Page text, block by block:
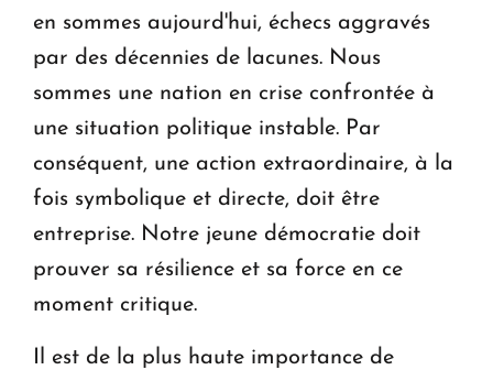
en sommes aujourd'hui, échecs aggravés
par des décennies de lacunes. Nous
sommes une nation en crise confrontée à
une situation politique instable. Par
conséquent, une action extraordinaire, à la
fois symbolique et directe, doit être
entreprise. Notre jeune démocratie doit
prouver sa résilience et sa force en ce
moment critique.
Il est de la plus haute importance de